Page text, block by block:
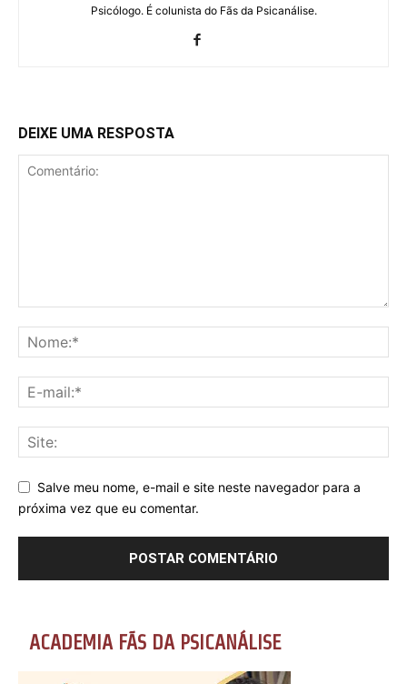
Psicólogo. É colunista do Fãs da Psicanálise.
DEIXE UMA RESPOSTA
Salve meu nome, e-mail e site neste navegador para a
próxima vez que eu comentar.
ACADEMIA FÃS DA PSICANÁLISE